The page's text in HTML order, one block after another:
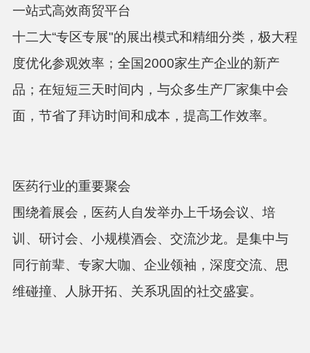
一站式高效商贸平台
十二大“专区专展"的展出模式和精细分类，极大程
度优化参观效率；全国2000家生产企业的新产
品；在短短三天时间内，与众多生产厂家集中会
面，节省了拜访时间和成本，提高工作效率。
医药行业的重要聚会
围绕着展会，医药人自发举办上千场会议、培
训、研讨会、小规模酒会、交流沙龙。是集中与
同行前辈、专家大咖、企业领袖，深度交流、思
维碰撞、人脉开拓、关系巩固的社交盛宴。